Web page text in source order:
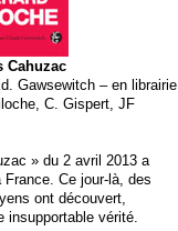
Cahuzac
Gawsewitch – en librairie
C. Gispert, JF
» du 2 avril 2013 a
France. Ce jour-là, des
ont découvert,
insupportable vérité.